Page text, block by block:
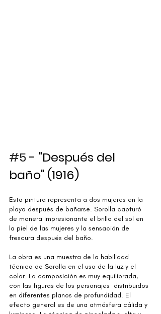
#5 - "Después del
baño" (1916)
Esta pintura representa a dos mujeres en la
playa después de bañarse. Sorolla capturó
de manera impresionante el brillo del sol en
la piel de las mujeres y la sensación de
frescura después del baño.
La obra es una muestra de la habilidad
técnica de Sorolla en el uso de la luz y el
color. La composición es muy equilibrada,
con las figuras de los personajes  distribuidos
en diferentes planos de profundidad. El
efecto general es de una atmósfera cálida y